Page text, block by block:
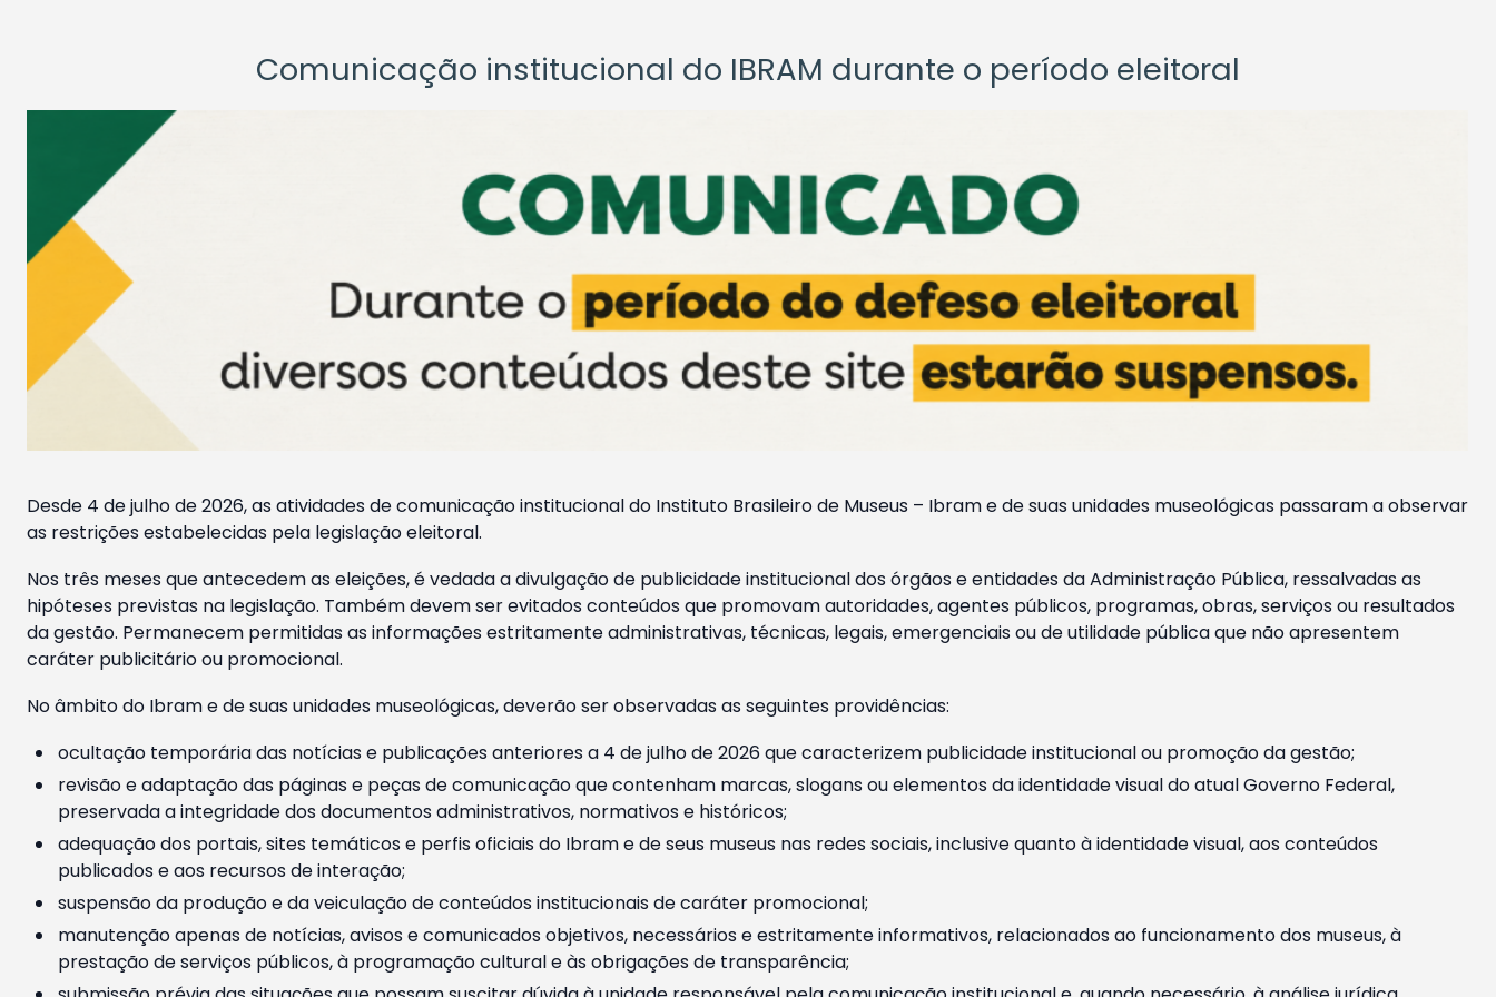
Comunicação institucional do IBRAM durante o período eleitoral
Desde 4 de julho de 2026, as atividades de comunicação institucional do Instituto Brasileiro de Museus – Ibram e de suas unidades museológicas passaram a observar
as restrições estabelecidas pela legislação eleitoral.
Nos três meses que antecedem as eleições, é vedada a divulgação de publicidade institucional dos órgãos e entidades da Administração Pública, ressalvadas as
hipóteses previstas na legislação. Também devem ser evitados conteúdos que promovam autoridades, agentes públicos, programas, obras, serviços ou resultados
da gestão. Permanecem permitidas as informações estritamente administrativas, técnicas, legais, emergenciais ou de utilidade pública que não apresentem
caráter publicitário ou promocional.
No âmbito do Ibram e de suas unidades museológicas, deverão ser observadas as seguintes providências:
ocultação temporária das notícias e publicações anteriores a 4 de julho de 2026 que caracterizem publicidade institucional ou promoção da gestão;
revisão e adaptação das páginas e peças de comunicação que contenham marcas, slogans ou elementos da identidade visual do atual Governo Federal,
preservada a integridade dos documentos administrativos, normativos e históricos;
adequação dos portais, sites temáticos e perfis oficiais do Ibram e de seus museus nas redes sociais, inclusive quanto à identidade visual, aos conteúdos
publicados e aos recursos de interação;
suspensão da produção e da veiculação de conteúdos institucionais de caráter promocional;
manutenção apenas de notícias, avisos e comunicados objetivos, necessários e estritamente informativos, relacionados ao funcionamento dos museus, à
prestação de serviços públicos, à programação cultural e às obrigações de transparência;